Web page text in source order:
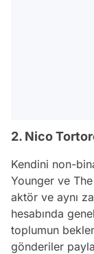
2. Nico
Kendini non-
Younger ve
aktör ve aynı
hesabında
toplumun
gönderiler